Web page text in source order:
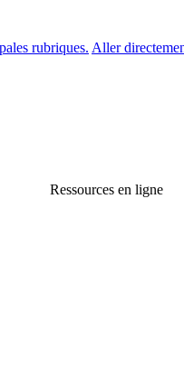
rubriques. Aller
Ressources en ligne